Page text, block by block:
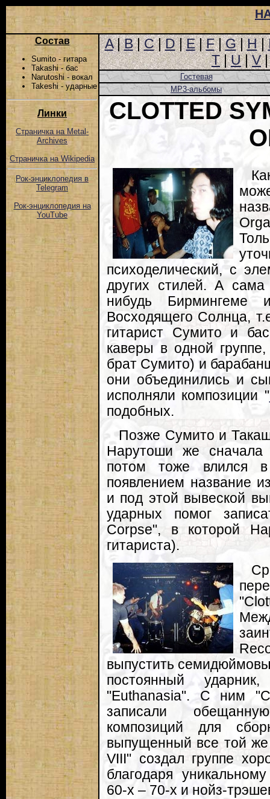
Состав
Sumito - гитара
Takashi - бас
Narutoshi - вокал
Takeshi - ударные
Линки
Страничка на Metal-
Archives
Страничка на Wikipedia
Рок-энциклопедия в
Telegram
Рок-энциклопедия на
YouTube
A|B|C|D|E|F|G|H|
T|U|V
Гостевая
MP3-альбомы
CLOTTED
психоделический, с
других стилей. А
нибудь
Восходящего Солнца,
гитарист Сумито и
каверы в одной
брат Сумито) и
они объединились и
исполняли композиции "
подобных.
Позже Сумито и
Нарутоши же сначала
потом тоже влился
появлением название
и под этой вывеской
ударных помог
Corpse", в которой
гитариста).
выпустить
постоянный
"Euthanasia". С ним
записали
композиций для
выпущенный все той
VIII" создал группе
благодаря
60-х – 70-х и нойз-